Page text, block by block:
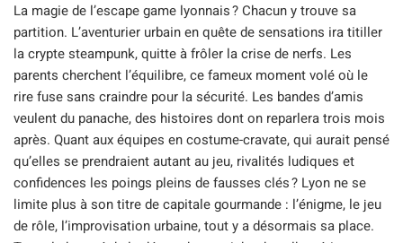
La magie de l’escape game lyonnais ? Chacun y trouve sa
partition. L’aventurier urbain en quête de sensations ira titiller
la crypte steampunk, quitte à frôler la crise de nerfs. Les
parents cherchent l’équilibre, ce fameux moment volé où le
rire fuse sans craindre pour la sécurité. Les bandes d’amis
veulent du panache, des histoires dont on reparlera trois mois
après. Quant aux équipes en costume-cravate, qui aurait pensé
qu’elles se prendraient autant au jeu, rivalités ludiques et
confidences les poings pleins de fausses clés ? Lyon ne se
limite plus à son titre de capitale gourmande : l’énigme, le jeu
de rôle, l’improvisation urbaine, tout y a désormais sa place.